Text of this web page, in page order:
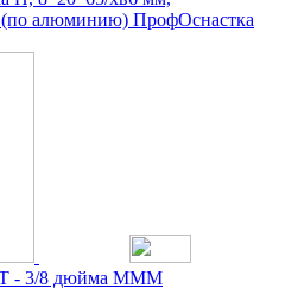
(по алюминию) ПрофОснастка
- 3/8 дюйма MMM